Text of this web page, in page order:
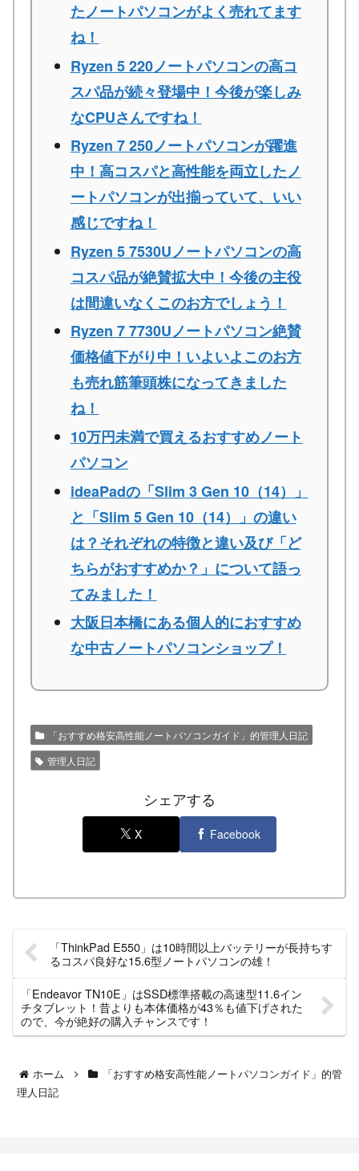
たノートパソコンがよく売れてます
ね！
Ryzen 5 220ノートパソコンの高コ
スパ品が続々登場中！今後が楽しみ
なCPUさんですね！
Ryzen 7 250ノートパソコンが躍進
中！高コスパと高性能を両立したノ
ートパソコンが出揃っていて、いい
感じですね！
Ryzen 5 7530Uノートパソコンの高
コスパ品が絶賛拡大中！今後の主役
は間違いなくこのお方でしょう！
Ryzen 7 7730Uノートパソコン絶賛
価格値下がり中！いよいよこのお方
も売れ筋筆頭株になってきました
ね！
10万円未満で買えるおすすめノート
パソコン
ideaPadの「Slim 3 Gen 10（14）」
と「Slim 5 Gen 10（14）」の違い
は？それぞれの特徴と違い及び「ど
ちらがおすすめか？」について語っ
てみました！
大阪日本橋にある個人的におすすめ
な中古ノートパソコンショップ！
「おすすめ格安高性能ノートパソコンガイド」的管理人日記
管理人日記
シェアする
X Facebook
「ThinkPad E550」は10時間以上バッテリーが長持ちす
るコスパ良好な15.6型ノートパソコンの雄！
「Endeavor TN10E」はSSD標準搭載の高速型11.6イン
チタブレット！昔よりも本体価格が43％も値下げされた
ので、今が絶好の購入チャンスです！
ホーム
「おすすめ格安高性能ノートパソコンガイド」的管
理人日記